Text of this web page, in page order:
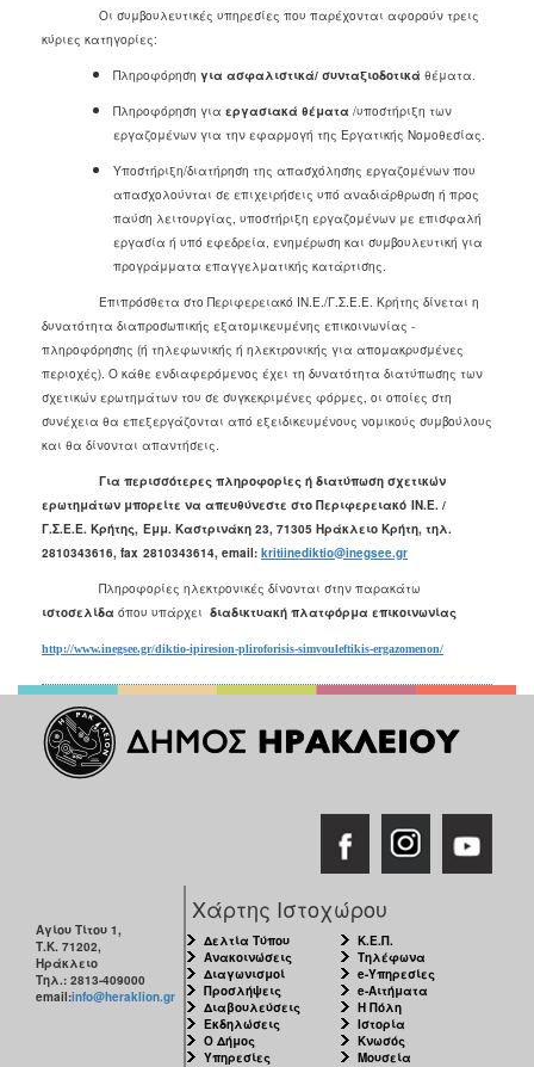
Οι συμβουλευτικές υπηρεσίες που παρέχονται αφορούν τρεις
κύριες κατηγορίες:
Πληροφόρηση για ασφαλιστικά/ συνταξιοδοτικά θέματα.
Πληροφόρηση για εργασιακά θέματα /υποστήριξη των
εργαζομένων για την εφαρμογή της Εργατικής Νομοθεσίας.
Υποστήριξη/διατήρηση της απασχόλησης εργαζομένων που
απασχολούνται σε επιχειρήσεις υπό αναδιάρθρωση ή προς
παύση λειτουργίας, υποστήριξη εργαζομένων με επισφαλή
εργασία ή υπό εφεδρεία, ενημέρωση και συμβουλευτική για
προγράμματα επαγγελματικής κατάρτισης.
Επιπρόσθετα στο Περιφερειακό ΙΝ.Ε./Γ.Σ.Ε.Ε. Κρήτης δίνεται η
δυνατότητα διαπροσωπικής εξατομικευμένης επικοινωνίας -
πληροφόρησης (ή τηλεφωνικής ή ηλεκτρονικής για απομακρυσμένες
περιοχές). Ο κάθε ενδιαφερόμενος έχει τη δυνατότητα διατύπωσης των
σχετικών ερωτημάτων του σε συγκεκριμένες φόρμες, οι οποίες στη
συνέχεια θα επεξεργάζονται από εξειδικευμένους νομικούς συμβούλους
και θα δίνονται απαντήσεις.
Για περισσότερες πληροφορίες ή διατύπωση σχετικών
ερωτημάτων μπορείτε να απευθύνεστε στο Περιφερειακό ΙΝ.Ε. /
Γ.Σ.Ε.Ε. Κρήτης, Εμμ. Καστρινάκη 23, 71305 Ηράκλειο Κρήτη, τηλ.
2810343616, fax 2810343614, email: kritiinediktio@inegsee.gr
Πληροφορίες ηλεκτρονικές δίνονται στην παρακάτω
ιστοσελίδα όπου υπάρχει διαδικτυακή πλατφόρμα επικοινωνίας
http://www.inegsee.gr/diktio-ipiresion-pliroforisis-simvouleftikis-ergazomenon/
Αγίου Τίτου 1,
Τ.Κ. 71202,
Ηράκλειο
Τηλ.: 2813-409000
email:info@heraklion.gr
Χάρτης Ιστοχώρου
Δελτία Τύπου
Ανακοινώσεις
Διαγωνισμοί
Προσλήψεις
Διαβουλεύσεις
Εκδηλώσεις
Ο Δήμος
Υπηρεσίες
Κ.Ε.Π.
Τηλέφωνα
e-Υπηρεσίες
e-Αιτήματα
Η Πόλη
Ιστορία
Κνωσός
Μουσεία